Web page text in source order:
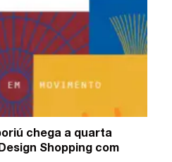
chega a quarta
Shopping com